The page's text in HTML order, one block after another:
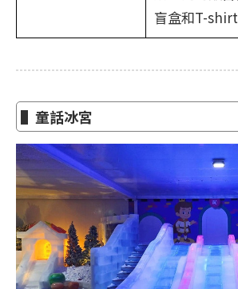
盲盒和T-shirt
▌童話冰宮